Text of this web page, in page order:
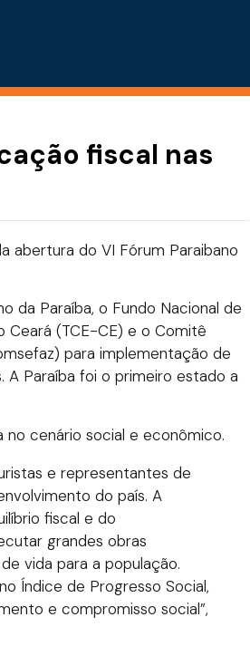
fiscal nas
abertura do VI Fórum Paraibano
da Paraíba, o Fundo Nacional de
Ceará (TCE-CE) e o Comitê
para implementação de
A Paraíba foi o primeiro estado a
cenário social e econômico.
e representantes de
do país. A
fiscal e do
grandes obras
vida para a população.
Índice de Progresso Social,
e compromisso social”,